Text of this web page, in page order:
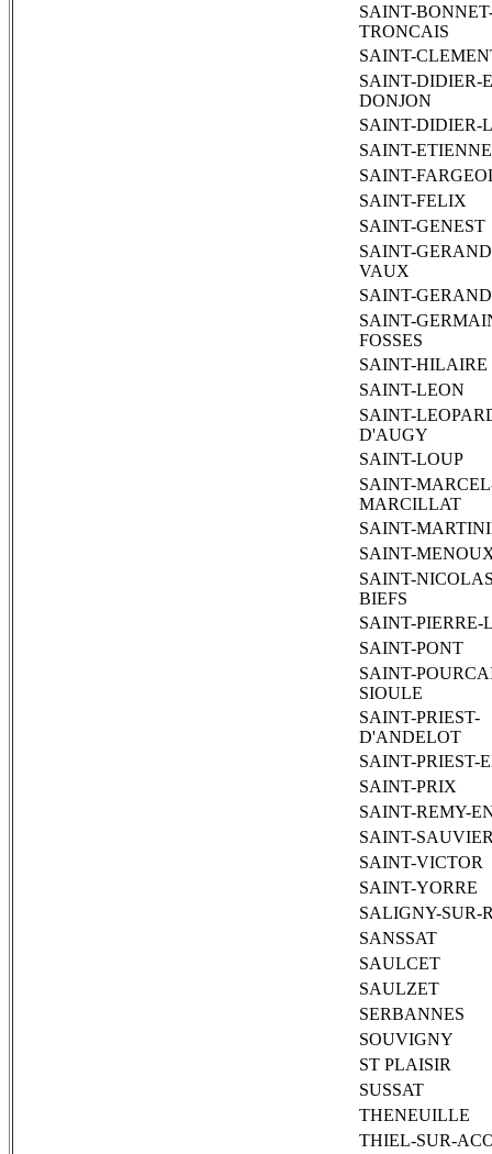
SAINT-
TRONCAIS
SAINT-
SAINT-DIDIER-
DONJON
SAINT-DIDIER-
SAINT-
SAINT-
SAINT-FELIX
SAINT-GENEST
SAINT-
VAUX
SAINT-
SAINT-
FOSSES
SAINT-HILAIRE
SAINT-LEON
SAINT-
D'AUGY
SAINT-LOUP
SAINT-
MARCILLAT
SAINT-
SAINT-
SAINT-
BIEFS
SAINT-PIERRE-
SAINT-PONT
SAINT-
SIOULE
SAINT-PRIEST-
D'ANDELOT
SAINT-PRIEST-
SAINT-PRIX
SAINT-REMY-
SAINT-
SAINT-VICTOR
SAINT-YORRE
SALIGNY-SUR-
SANSSAT
SAULCET
SAULZET
SERBANNES
SOUVIGNY
ST PLAISIR
SUSSAT
THENEUILLE
THIEL-SUR-